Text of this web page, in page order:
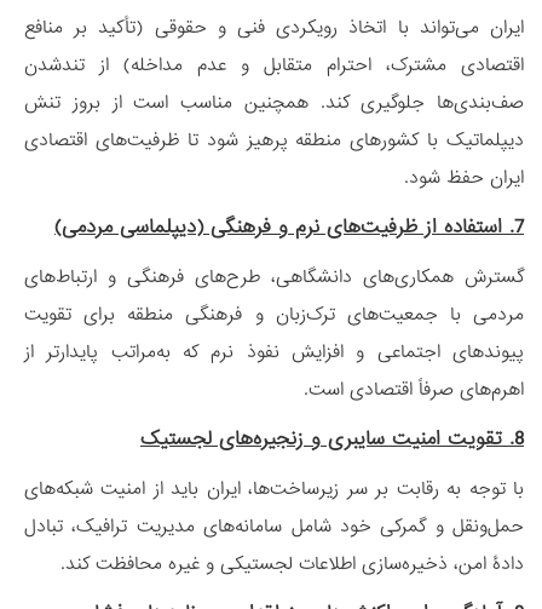
ایران می‌تواند با اتخاذ رویکردی فنی و حقوقی (تأکید بر منافع
اقتصادی مشترک، احترام متقابل و عدم مداخله) از تندشدن
صف‌بندی‌ها جلوگیری کند. همچنین مناسب است از بروز تنش
دیپلماتیک با کشورهای منطقه پرهیز شود تا ظرفیت‌های اقتصادی
ایران حفظ شود.
7. استفاده از ظرفیت‌های نرم و فرهنگی (دیپلماسی مردمی)
گسترش همکاری‌های دانشگاهی، طرح‌های فرهنگی و ارتباط‌های
مردمی با جمعیت‌های ترک‌زبان و فرهنگی منطقه برای تقویت
پیوندهای اجتماعی و افزایش نفوذ نرم که به‌مراتب پایدارتر از
اهرم‌های صرفاً اقتصادی است.
8. تقویت امنیت سایبری و زنجیره‌های لجستیک
با توجه به رقابت بر سر زیرساخت‌ها، ایران باید از امنیت شبکه‌های
حمل‌ونقل و گمرکی خود شامل سامانه‌های مدیریت ترافیک، تبادل
دادۀ امن، ذخیره‌سازی اطلاعات لجستیکی و غیره محافظت کند.